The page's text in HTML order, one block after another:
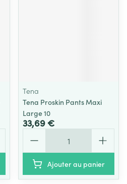
Tena
Tena Proskin Pants Maxi
Large 10
33,69 €
Ajouter au panier